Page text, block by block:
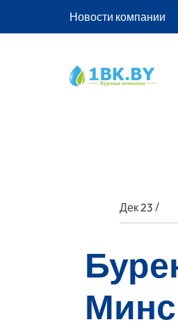
Новости компании
Дек 23 /